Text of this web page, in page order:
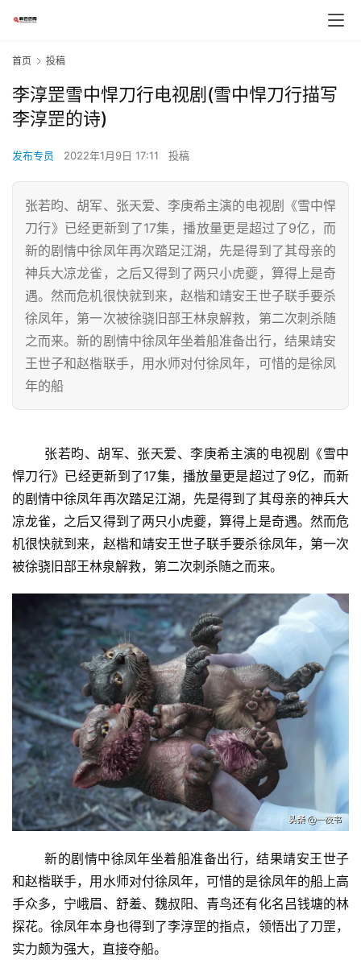
首页 投稿
李淳罡雪中悍刀行电视剧(雪中悍刀行描写
李淳罡的诗)
发布专员 2022年1月9日 17:11 投稿
张若昀、胡军、张天爱、李庚希主演的电视剧《雪中悍
刀行》已经更新到了17集，播放量更是超过了9亿，而
新的剧情中徐凤年再次踏足江湖，先是得到了其母亲的
神兵大凉龙雀，之后又得到了两只小虎夔，算得上是奇
遇。然而危机很快就到来，赵楷和靖安王世子联手要杀
徐凤年，第一次被徐骁旧部王林泉解救，第二次刺杀随
之而来。新的剧情中徐凤年坐着船准备出行，结果靖安
王世子和赵楷联手，用水师对付徐凤年，可惜的是徐凤
年的船
张若昀、胡军、张天爱、李庚希主演的电视剧《雪中
悍刀行》已经更新到了17集，播放量更是超过了9亿，而新
的剧情中徐凤年再次踏足江湖，先是得到了其母亲的神兵大
凉龙雀，之后又得到了两只小虎夔，算得上是奇遇。然而危
机很快就到来，赵楷和靖安王世子联手要杀徐凤年，第一次
被徐骁旧部王林泉解救，第二次刺杀随之而来。
新的剧情中徐凤年坐着船准备出行，结果靖安王世子
和赵楷联手，用水师对付徐凤年，可惜的是徐凤年的船上高
手众多，宁峨眉、舒羞、魏叔阳、青鸟还有化名吕钱塘的林
探花。徐凤年本身也得到了李淳罡的指点，领悟出了刀罡，
实力颇为强大，直接夺船。